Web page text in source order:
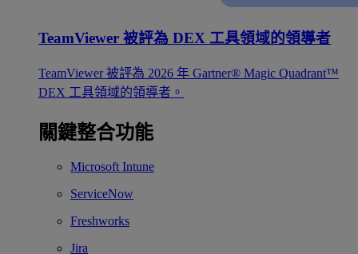
TeamViewer 被評為 DEX 工具領域的領導者
TeamViewer 被評為 2026 年 Gartner® Magic Quadrant™
DEX 工具領域的領導者。
關鍵整合功能
Microsoft Intune
ServiceNow
Freshworks
Jira